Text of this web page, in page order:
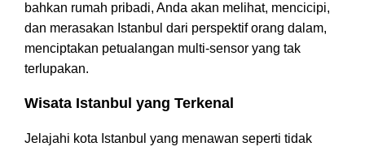
bahkan rumah pribadi, Anda akan melihat, mencicipi,
dan merasakan Istanbul dari perspektif orang dalam,
menciptakan petualangan multi-sensor yang tak
terlupakan.
Wisata Istanbul yang Terkenal
Jelajahi kota Istanbul yang menawan seperti tidak